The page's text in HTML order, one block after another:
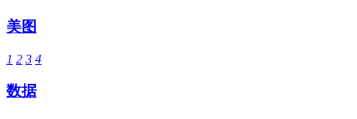
美图
1 2 3 4
数据